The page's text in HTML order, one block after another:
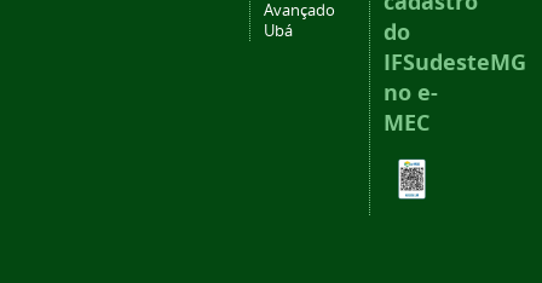
Avançado
Ubá
do
IFSudesteMG
no e-
MEC